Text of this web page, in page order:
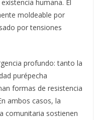
humana. El
moldeable por
por tensiones
profundo: tanto la
purépecha
formas de resistencia
ambos casos, la
comunitaria sostienen